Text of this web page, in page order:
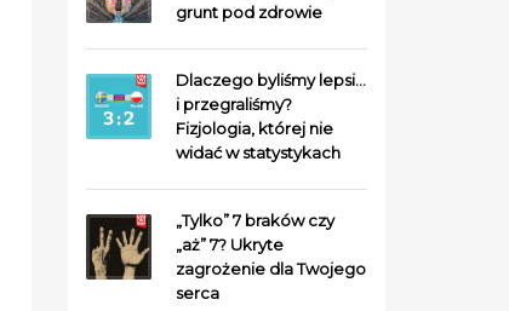
grunt pod zdrowie
Dlaczego byliśmy lepsi…
i przegraliśmy?
Fizjologia, której nie
widać w statystykach
„Tylko” 7 braków czy
„aż” 7? Ukryte
zagrożenie dla Twojego
serca